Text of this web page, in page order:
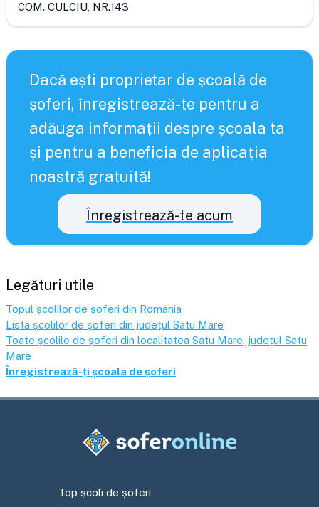
COM. CULCIU, NR.143
Dacă ești proprietar de școală de
șoferi, înregistrează-te pentru a
adăuga informații despre școala ta
și pentru a beneficia de aplicația
noastră gratuită!
Înregistrează-te acum
Legături utile
Topul școlilor de șoferi din România
Lista școlilor de șoferi din județul Satu Mare
Toate școlile de șoferi din localitatea Satu Mare , județul Satu
Mare
Înregistrează-ți școala de șoferi
Top școli de șoferi